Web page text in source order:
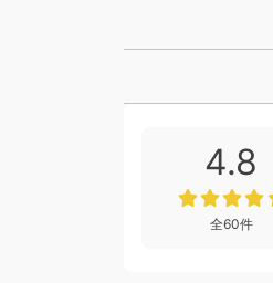
4.8
全60件